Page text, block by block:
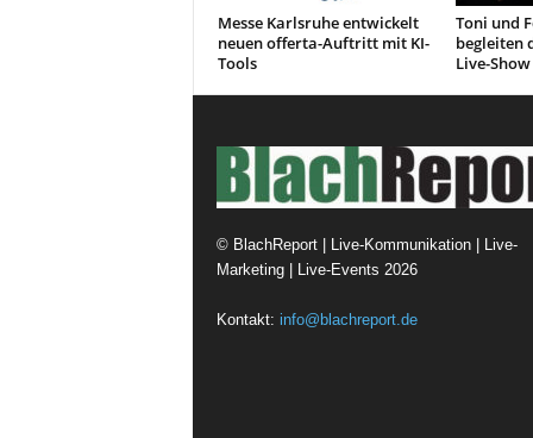
Messe Karlsruhe entwickelt
neuen offerta-Auftritt mit KI-
Tools
Toni und
begleiten
Live-Show
© BlachReport | Live-Kommunikation | Live-
Marketing | Live-Events 2026
Kontakt: info@blachreport.de